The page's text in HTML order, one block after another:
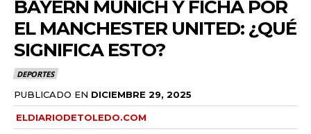
BAYERN MÚNICH Y FICHA POR
EL MANCHESTER UNITED: ¿QUÉ
SIGNIFICA ESTO?
DEPORTES
PUBLICADO EN DICIEMBRE 29, 2025
ELDIARIODETOLEDO.COM